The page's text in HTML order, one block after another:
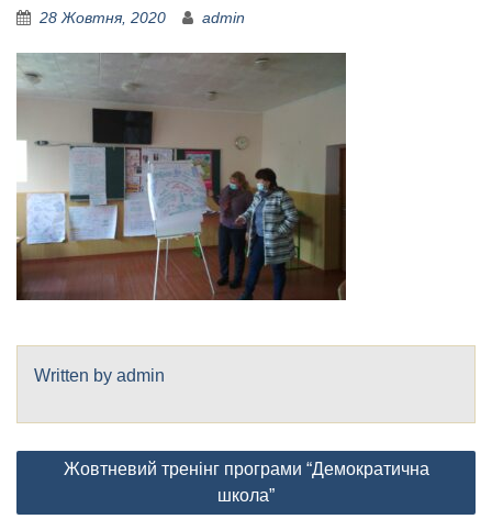
28 Жовтня, 2020 admin
Written by admin
Навігація
Жовтневий тренінг програми “Демократична
школа”